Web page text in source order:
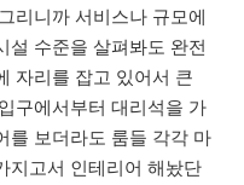
리니까 서비스나 규모에
설 수준을 살펴봐도 완전
자리를 잡고 있어서 큰
구에서부터 대리석을 가
를 보더라도 룸들 각각 마
지고서 인테리어 해놨단